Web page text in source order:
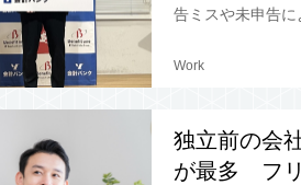
告ミスや未申告に
日に発表した新サ
Work
独立前の会
が最多 フリ